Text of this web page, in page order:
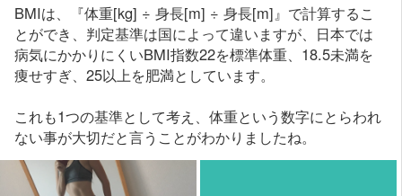
BMIは、『体重[kg] ÷ 身長[m] ÷ 身長[m]』で計算するこ
とができ、判定基準は国によって違いますが、日本では
病気にかかりにくいBMI指数22を標準体重、18.5未満を
痩せすぎ、25以上を肥満としています。
これも1つの基準として考え、体重という数字にとらわれ
ない事が大切だと言うことがわかりましたね。